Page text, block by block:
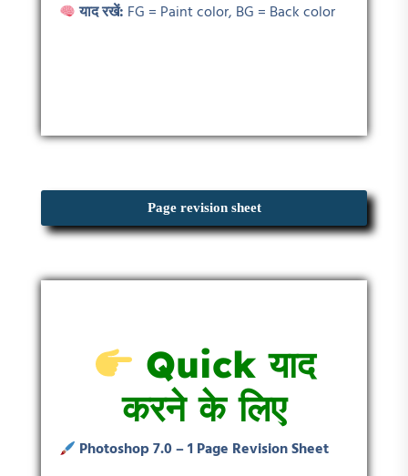
याद रखें: FG = Paint color, BG = Back color
Page revision sheet
Quickयाद
करने के लिए
Photoshop 7.0 – 1 Page Revision Sheet